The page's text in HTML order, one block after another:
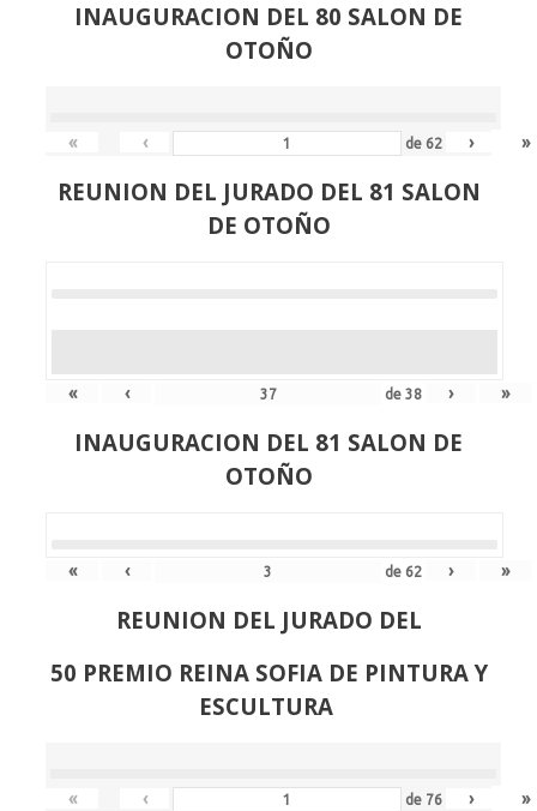
INAUGURACION DEL 80 SALON DE
OTOÑO
« ‹ de 62 › »
REUNION DEL JURADO DEL 81 SALON
DE OTOÑO
« ‹ de38 › »
INAUGURACION DEL 81 SALON DE
OTOÑO
« ‹ de 62 › »
REUNION DEL JURADO DEL
50 PREMIO REINA SOFIA DE PINTURA Y
ESCULTURA
« ‹ de 76 › »